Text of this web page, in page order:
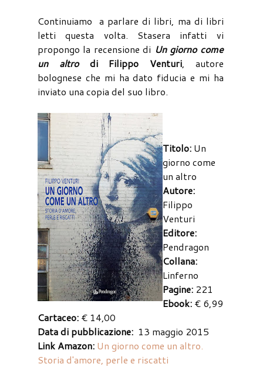
Continuiamo a parlare di libri, ma di libri
letti questa volta. Stasera infatti vi
propongo la recensione di Un giorno come
un altrodi Filippo Venturi, autore
bolognese che mi ha dato fiducia e mi ha
inviato una copia del suo libro.
Titolo: Un
giorno come
un altro
Autore:
Filippo
Venturi
Editore:
Pendragon
Collana:
Linferno
Pagine: 221
Ebook: € 6,99
Cartaceo: € 14,00
Data di pubblicazione: 13 maggio 2015
Link Amazon: Un giorno come un altro.
Storia d'amore, perle e riscatti